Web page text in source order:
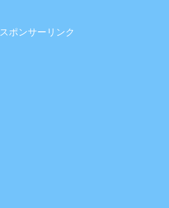
スポンサーリンク